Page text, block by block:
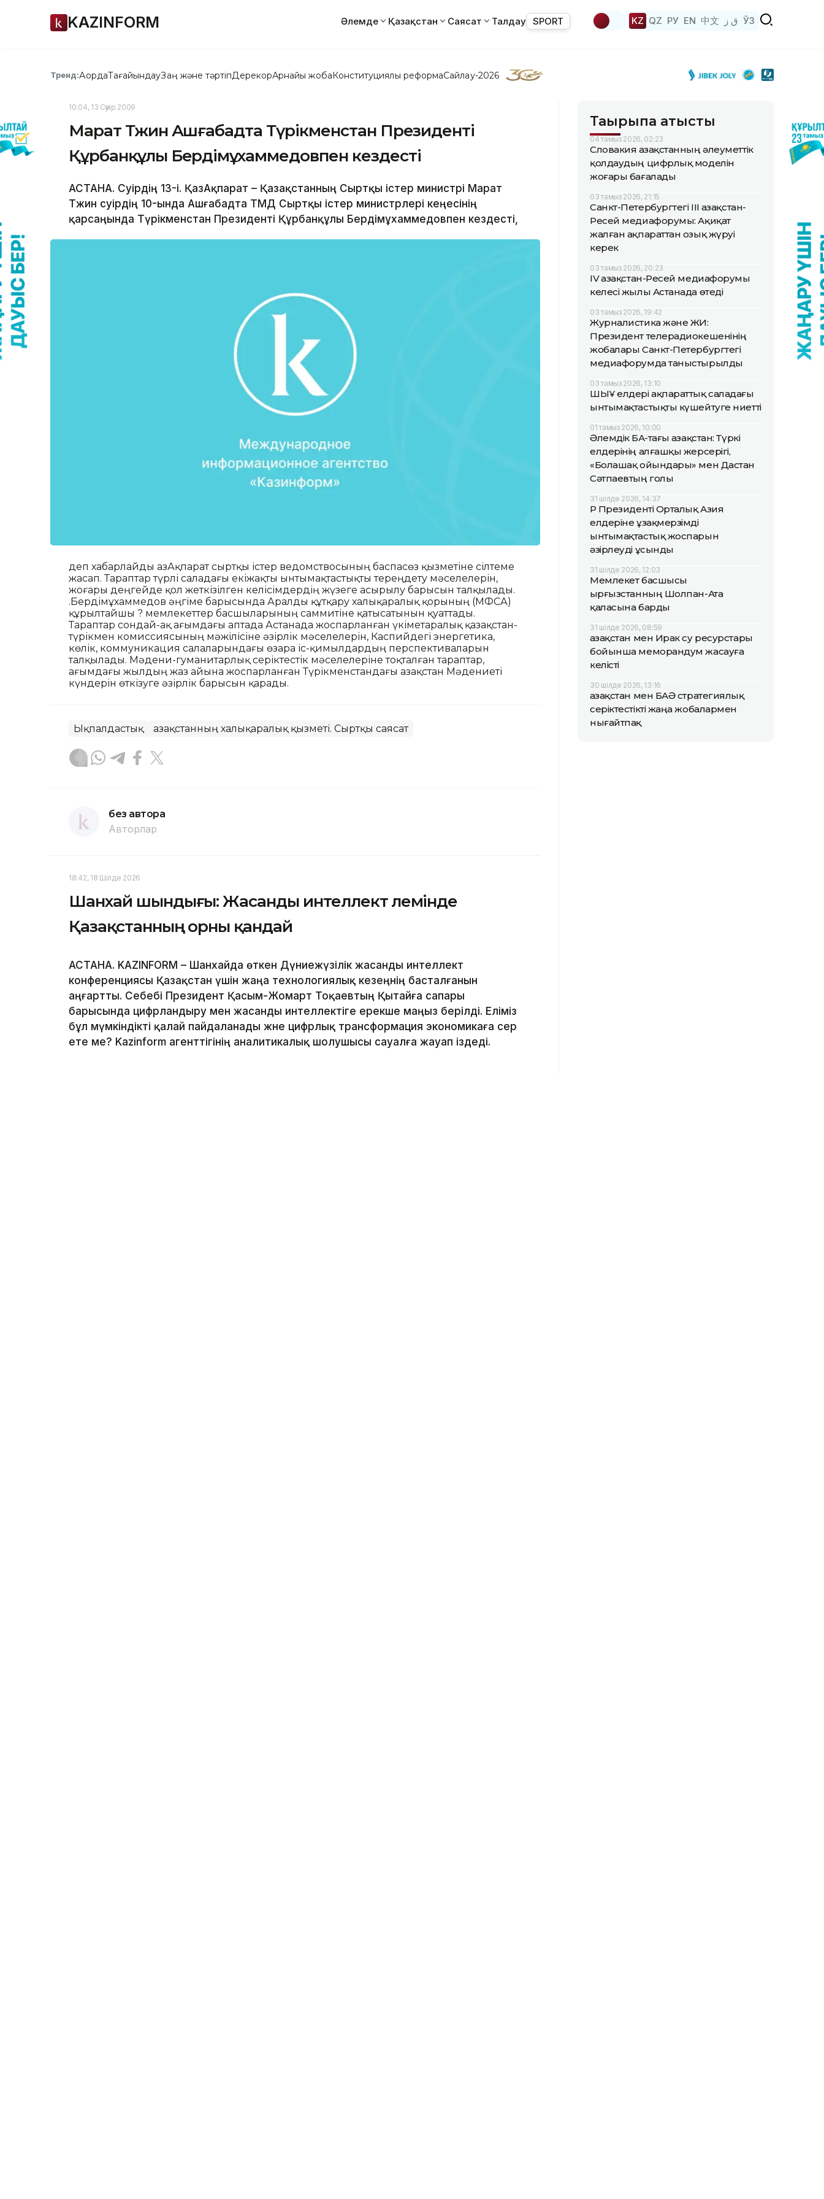
KAZINFORM Әлемде Қазақстан Саясат Талдау SPORT KZ QZ РУ EN 中文 ق ز ЎЗ
Тренд:АқордаТағайындауЗаң және тәртіпДерекқорАрнайы жобаКонституциялық реформаСайлау-2026
10:04, 13 Сәуір 2009
Марат Тәжин Ашғабадта Түрікменстан Президенті
Құрбанқұлы Бердімұхаммедовпен кездесті
АСТАНА. Сәуірдің 13-і. ҚазАқпарат – Қазақстанның Сыртқы істер министрі Марат
Тәжин сәуірдің 10-ында Ашғабадта ТМД Сыртқы істер министрлері кеңесінің
қарсаңында Түрікменстан Президенті Құрбанқұлы Бердімұхаммедовпен кездесті,
деп хабарлайды ҚазАқпарат сыртқы істер ведомствосының баспасөз қызметіне сілтеме
жасап. Тараптар түрлі саладағы екіжақты ынтымақтастықты тереңдету мәселелерін,
жоғары деңгейде қол жеткізілген келісімдердің жүзеге асырылу барысын талқылады.
Қ.Бердімұхаммедов әңгіме барысында Аралды құтқару халықаралық қорының (МФСА)
құрылтайшы ? мемлекеттер басшыларының саммитіне қатысатынын қуаттады.
Тараптар сондай-ақ ағымдағы аптада Астанада жоспарланған үкіметаралық қазақстан-
түрікмен комиссиясының мәжілісіне әзірлік мәселелерін, Каспийдегі энергетика,
көлік, коммуникация салаларындағы өзара іс-қимылдардың перспективаларын
талқылады. Мәдени-гуманитарлық серіктестік мәселелеріне тоқталған тараптар,
ағымдағы жылдың жаз айына жоспарланған Түрікменстандағы Қазақстан Мәдениеті
күндерін өткізуге әзірлік барысын қарады.
Ықпалдастық Қазақстанның халықаралық қызметі. Сыртқы саясат
без автора
Авторлар
18:42, 18 Шілде 2026
Шанхай шындығы: Жасанды интеллект әлемінде
Қазақстанның орны қандай
АСТАНА. KAZINFORM – Шанхайда өткен Дүниежүзілік жасанды интеллект
конференциясы Қазақстан үшін жаңа технологиялық кезеңнің басталғанын
аңғартты. Себебі Президент Қасым-Жомарт Тоқаевтың Қытайға сапары
барысында цифрландыру мен жасанды интеллектіге ерекше маңыз берілді. Еліміз
бұл мүмкіндікті қалай пайдаланады және цифрлық трансформация экономикаға әсер
ете ме? Kazinform агенттігінің аналитикалық шолушысы сауалға жауап іздеді.
Тақырыпқа қатысты
04 тамыз 2026, 02:23
Словакия Қазақстанның әлеуметтік
қолдаудың цифрлық моделін
жоғары бағалады
03 тамыз 2026, 21:15
Санкт-Петербургтегі III Қазақстан-
Ресей медиафорумы: Ақиқат
жалған ақпараттан озық жүруі
керек
03 тамыз 2026, 20:23
IV Қазақстан-Ресей медиафорумы
келесі жылы Астанада өтеді
03 тамыз 2026, 19:42
Журналистика және ЖИ:
Президент телерадиокешенінің
жобалары Санкт-Петербургтегі
медиафорумда таныстырылды
03 тамыз 2026, 13:10
ШЫҰ елдері ақпараттық саладағы
ынтымақтастықты күшейтуге ниетті
01 тамыз 2026, 10:00
Әлемдік БАҚ-тағы Қазақстан: Түркі
елдерінің алғашқы жерсерігі,
«Болашақ ойындары» мен Дастан
Сәтпаевтың голы
31 шілде 2026, 14:37
ҚР Президенті Орталық Азия
елдеріне ұзақмерзімді
ынтымақтастық жоспарын
әзірлеуді ұсынды
31 шілде 2026, 12:03
Мемлекет басшысы
Қырғызстанның Шолпан-Ата
қаласына барды
31 шілде 2026, 08:59
Қазақстан мен Ирак су ресурстары
бойынша меморандум жасауға
келісті
30 шілде 2026, 13:16
Қазақстан мен БАӘ стратегиялық
серіктестікті жаңа жобалармен
нығайтпақ